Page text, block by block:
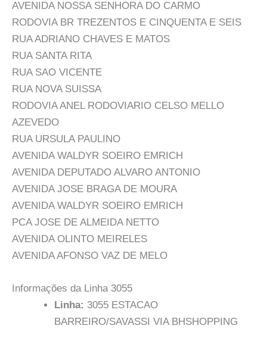
AVENIDA NOSSA SENHORA DO CARMO
RODOVIA BR TREZENTOS E CINQUENTA E SEIS
RUA ADRIANO CHAVES E MATOS
RUA SANTA RITA
RUA SAO VICENTE
RUA NOVA SUISSA
RODOVIA ANEL RODOVIARIO CELSO MELLO
AZEVEDO
RUA URSULA PAULINO
AVENIDA WALDYR SOEIRO EMRICH
AVENIDA DEPUTADO ALVARO ANTONIO
AVENIDA JOSE BRAGA DE MOURA
AVENIDA WALDYR SOEIRO EMRICH
PCA JOSE DE ALMEIDA NETTO
AVENIDA OLINTO MEIRELES
AVENIDA AFONSO VAZ DE MELO
Informações da Linha 3055
Linha: 3055 ESTACAO
BARREIRO/SAVASSI VIA BHSHOPPING